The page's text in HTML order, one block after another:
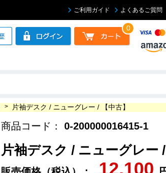
ご利用ガイド よくあるご質問
0
> 片袖デスク / ニューグレー / 【中古】
商品コード： 0-200000016415-1
片袖デスク / ニューグレー
12,100